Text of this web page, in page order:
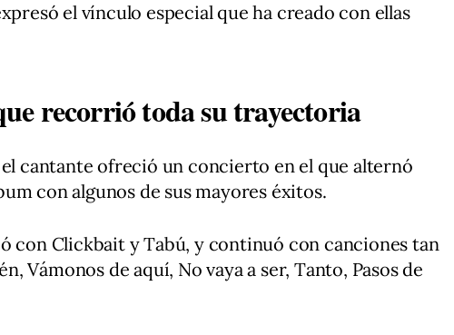
el vínculo especial que ha creado con ellas
recorrió toda su trayectoria
cantante ofreció un concierto en el que alternó
con algunos de sus mayores éxitos.
con Clickbait y Tabú, y continuó con canciones tan
Vámonos de aquí, No vaya a ser, Tanto, Pasos de